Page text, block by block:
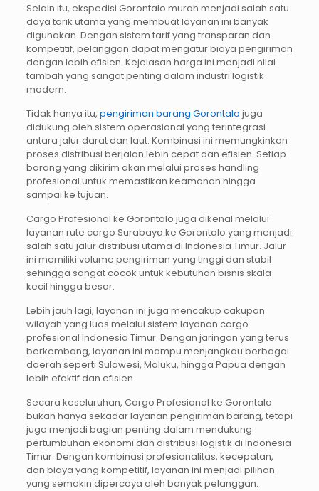
Selain itu, ekspedisi Gorontalo murah menjadi salah satu
daya tarik utama yang membuat layanan ini banyak
digunakan. Dengan sistem tarif yang transparan dan
kompetitif, pelanggan dapat mengatur biaya pengiriman
dengan lebih efisien. Kejelasan harga ini menjadi nilai
tambah yang sangat penting dalam industri logistik
modern.
Tidak hanya itu, pengiriman barang Gorontalo juga
didukung oleh sistem operasional yang terintegrasi
antara jalur darat dan laut. Kombinasi ini memungkinkan
proses distribusi berjalan lebih cepat dan efisien. Setiap
barang yang dikirim akan melalui proses handling
profesional untuk memastikan keamanan hingga
sampai ke tujuan.
Cargo Profesional ke Gorontalo juga dikenal melalui
layanan rute cargo Surabaya ke Gorontalo yang menjadi
salah satu jalur distribusi utama di Indonesia Timur. Jalur
ini memiliki volume pengiriman yang tinggi dan stabil
sehingga sangat cocok untuk kebutuhan bisnis skala
kecil hingga besar.
Lebih jauh lagi, layanan ini juga mencakup cakupan
wilayah yang luas melalui sistem layanan cargo
profesional Indonesia Timur. Dengan jaringan yang terus
berkembang, layanan ini mampu menjangkau berbagai
daerah seperti Sulawesi, Maluku, hingga Papua dengan
lebih efektif dan efisien.
Secara keseluruhan, Cargo Profesional ke Gorontalo
bukan hanya sekadar layanan pengiriman barang, tetapi
juga menjadi bagian penting dalam mendukung
pertumbuhan ekonomi dan distribusi logistik di Indonesia
Timur. Dengan kombinasi profesionalitas, kecepatan,
dan biaya yang kompetitif, layanan ini menjadi pilihan
yang semakin dipercaya oleh banyak pelanggan.